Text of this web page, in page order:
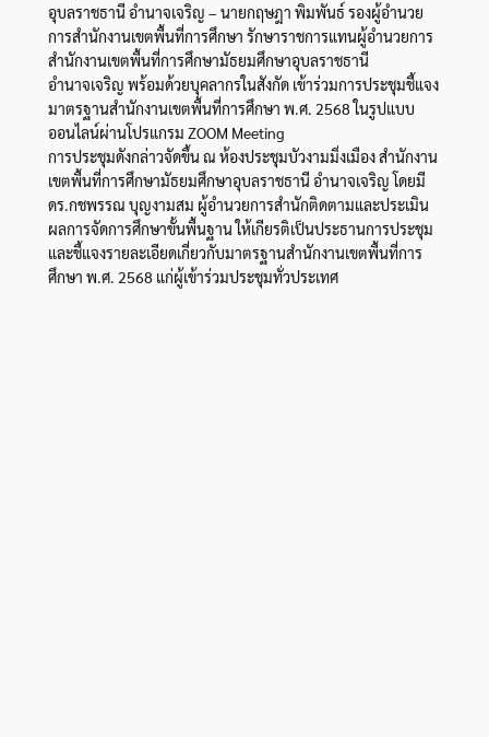
อุบลราชธานี อำนาจเจริญ – นายกฤษฎา พิมพันธ์ รองผู้อำนวย
การสำนักงานเขตพื้นที่การศึกษา รักษาราชการแทนผู้อำนวยการ
สำนักงานเขตพื้นที่การศึกษามัธยมศึกษาอุบลราชธานี
อำนาจเจริญ พร้อมด้วยบุคลากรในสังกัด เข้าร่วมการประชุมชี้แจง
มาตรฐานสำนักงานเขตพื้นที่การศึกษา พ.ศ. 2568 ในรูปแบบ
ออนไลน์ผ่านโปรแกรม ZOOM Meeting
การประชุมดังกล่าวจัดขึ้น ณ ห้องประชุมบัวงามมิ่งเมือง สำนักงาน
เขตพื้นที่การศึกษามัธยมศึกษาอุบลราชธานี อำนาจเจริญ โดยมี
ดร.กชพรรณ บุญงามสม ผู้อำนวยการสำนักติดตามและประเมิน
ผลการจัดการศึกษาขั้นพื้นฐาน ให้เกียรติเป็นประธานการประชุม
และชี้แจงรายละเอียดเกี่ยวกับมาตรฐานสำนักงานเขตพื้นที่การ
ศึกษา พ.ศ. 2568 แก่ผู้เข้าร่วมประชุมทั่วประเทศ